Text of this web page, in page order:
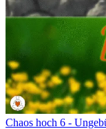
Chaos hoch 6 -